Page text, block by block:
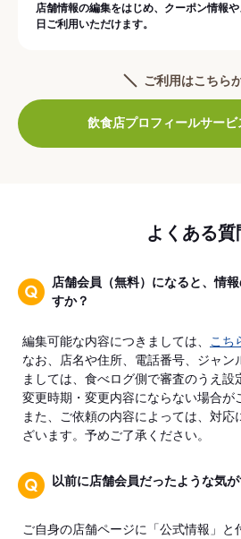
店舗情報の編集をはじめ、クーポン情報
日ご利用いただけます。
ご利用はこちら
飲食店プロフィールサー
よくある質
店舗会員（無料）になると、情
すか？
編集可能な内容につきましては、 こち
なお、店名や住所、電話番号、ジャン
ましては、食べログ側で審査のうえ
変更時期・変更内容にならない場合が
また、ご依頼の内容によっては、対
ざいます。予めご了承ください。
以前に店舗会員だったような気が
ご自身の店舗ページに「公式情報」と